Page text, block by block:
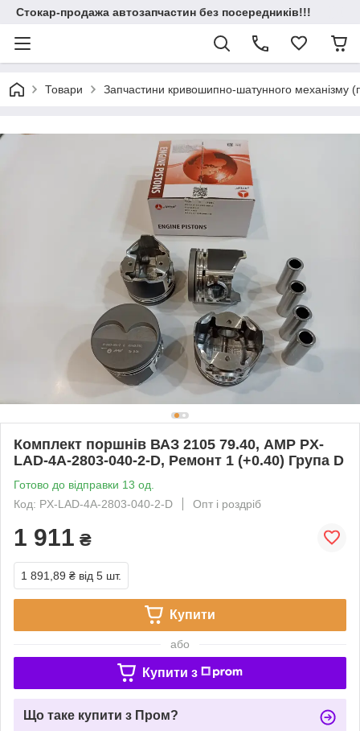
Стокар-продажа автозапчастин без посередників!!!
Товари Запчастини кривошипно-шатунного механізму
Комплект поршнів ВАЗ 2105 79.40, AMP PX-
LAD-4A-2803-040-2-D, Ремонт 1 (+0.40) Група D
Готово до відправки 13 од.
Код: PX-LAD-4A-2803-040-2-D
Опт і роздріб
1 911 ₴
1 891,89 ₴ від 5 шт.
Купити
або
Купити з
Що таке купити з Пром?